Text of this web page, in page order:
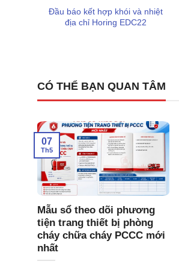
Kiểm tra một người (One-
tra toàn bộ hệ thống đầu
Lời khuyên cho
Đầu báo kết hợp khói và nhiệt
địa chỉ Horing EDC22
CÓ THỂ BẠN QUAN TÂM
Mẫu sổ theo dõi phương
tiện trang thiết bị phòng
cháy chữa cháy PCCC mới
nhất
07
Th5